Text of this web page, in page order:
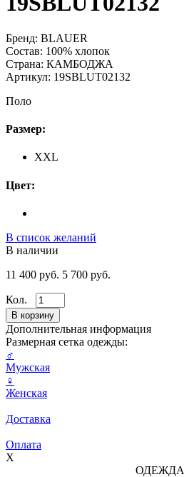
Бренд: BLAUER
Состав: 100% хлопок
Страна: КАМБОДЖА
Артикул: 19SBLUT02132
Поло
Размер:
XXL
Цвет:
В список желаний
В наличии
11 400 руб. 5 700 руб.
Кол.
Дополнительная информация
Размерная сетка одежды:
♂
Мужская
♀
Женская
Доставка
Оплата
X
ОДЕЖДА